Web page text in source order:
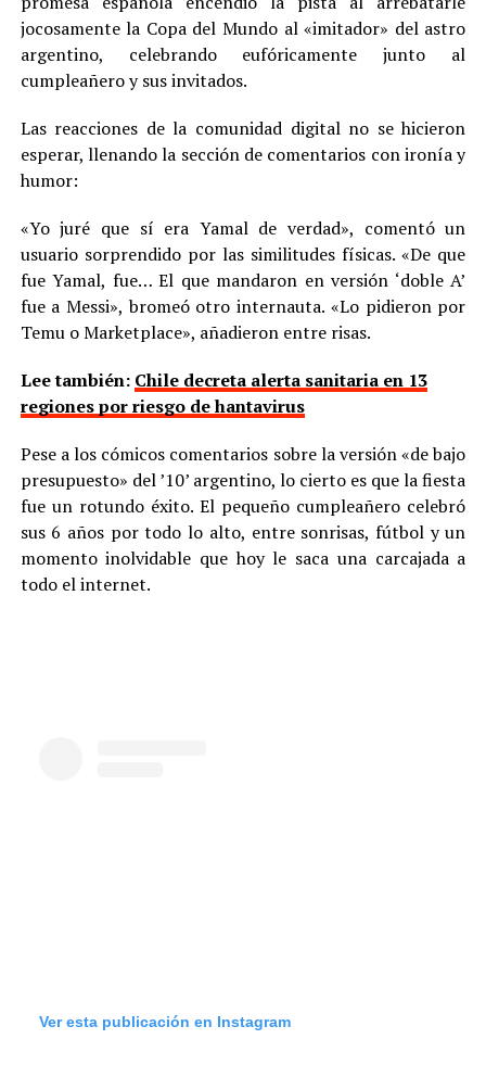
jocosamente la Copa del Mundo al «imitador» del astro
argentino, celebrando eufóricamente junto al
cumpleañero y sus invitados.
Las reacciones de la comunidad digital no se hicieron
esperar, llenando la sección de comentarios con ironía y
humor:
«Yo juré que sí era Yamal de verdad», comentó un
usuario sorprendido por las similitudes físicas. «De que
fue Yamal, fue… El que mandaron en versión ‘doble A’
fue a Messi», bromeó otro internauta. «Lo pidieron por
Temu o Marketplace», añadieron entre risas.
Lee también: Chile decreta alerta sanitaria en 13
regiones por riesgo de hantavirus
Pese a los cómicos comentarios sobre la versión «de bajo
presupuesto» del ’10’ argentino, lo cierto es que la fiesta
fue un rotundo éxito. El pequeño cumpleañero celebró
sus 6 años por todo lo alto, entre sonrisas, fútbol y un
momento inolvidable que hoy le saca una carcajada a
todo el internet.
Ver esta publicación en Instagram